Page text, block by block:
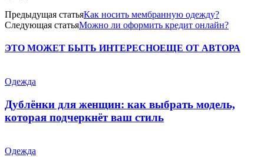
Предыдущая статьяКак носить мембранную одежду?
Следующая статьяМожно ли оформить кредит онлайн?
ЭТО МОЖЕТ БЫТЬ ИНТЕРЕСНОЕЩЕ ОТ АВТОРА
Одежда
Дублёнки для женщин: как выбрать модель,
которая подчеркнёт ваш стиль
Одежда